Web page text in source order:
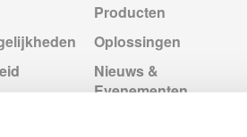
Producten
Oplossingen
Nieuws &
Evenementen